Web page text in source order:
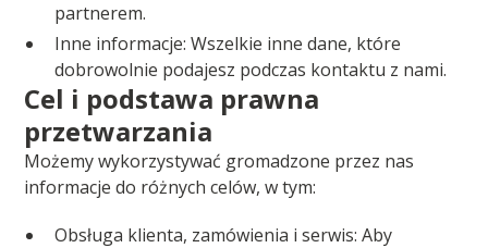
partnerem.
Inne informacje: Wszelkie inne dane, które
dobrowolnie podajesz podczas kontaktu z nami.
Cel i podstawa prawna
przetwarzania
Możemy wykorzystywać gromadzone przez nas
informacje do różnych celów, w tym:
Obsługa klienta, zamówienia i serwis: Aby